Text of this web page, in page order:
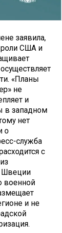
заявила,
роли США и
«Планы
не
и
в западном
нет
о
служба
с
Швеции
военной
и не